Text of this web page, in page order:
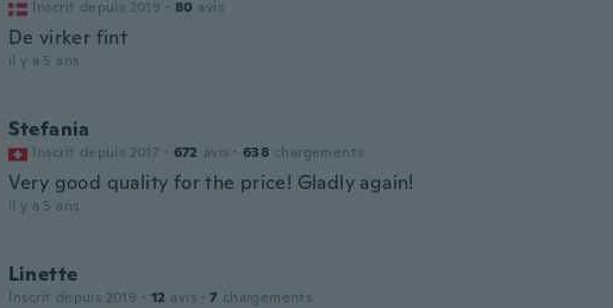
Inscrit depuis 2019 · 80 avis
De virker fint
il y a 5 ans
Stefania
Inscrit depuis 2017 · 672 avis · 638 chargements
Very good quality for the price! Gladly again!
il y a 5 ans
Linette
Inscrit depuis 2019 · 12 avis · 7 chargements